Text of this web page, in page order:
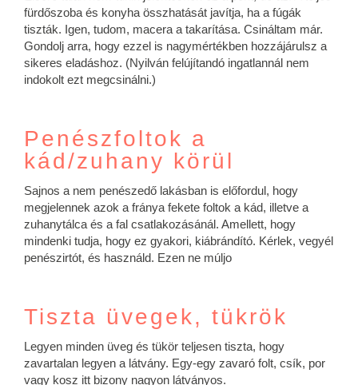
fürdőszoba és konyha összhatását javítja, ha a fúgák
tiszták. Igen, tudom, macera a takarítása. Csináltam már.
Gondolj arra, hogy ezzel is nagymértékben hozzájárulsz a
sikeres eladáshoz. (Nyilván felújítandó ingatlannál nem
indokolt ezt megcsinálni.)
Penészfoltok a
kád/zuhany körül
Sajnos a nem penészedő lakásban is előfordul, hogy
megjelennek azok a fránya fekete foltok a kád, illetve a
zuhanytálca és a fal csatlakozásánál. Amellett, hogy
mindenki tudja, hogy ez gyakori, kiábrándító. Kérlek, vegyél
penészirtót, és használd. Ezen ne múljo
Tiszta üvegek, tükrök
Legyen minden üveg és tükör teljesen tiszta, hogy
zavartalan legyen a látvány. Egy-egy zavaró folt, csík, por
vagy kosz itt bizony nagyon látványos.